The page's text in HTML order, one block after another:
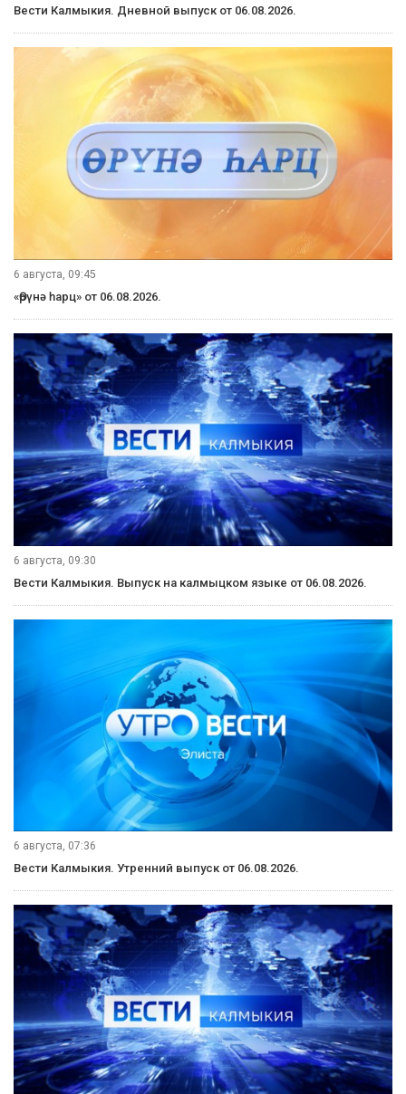
6 августа, 21:00
Вести Калмыкия. Выпуск на канале "Россия 24" от 06.08.2026.
6 августа, 11:30
Вести Калмыкия. Дневной выпуск от 06.08.2026.
6 августа, 09:45
«Өрүнә һарц» от 06.08.2026.